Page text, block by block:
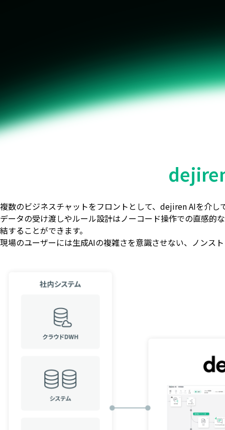
複数のビジネスチャットをフロントとして、dejiren AIを介し
データの受け渡しやルール設計はノーコード操作での直感的
結することができます。
現場のユーザーには生成AIの複雑さを意識させない、ノンス